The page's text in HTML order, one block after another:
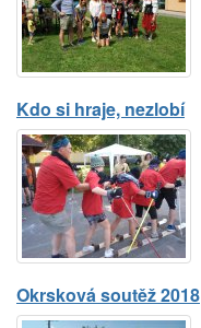
Kdo si hraje, nezlobí
Okrsková soutěž 2018